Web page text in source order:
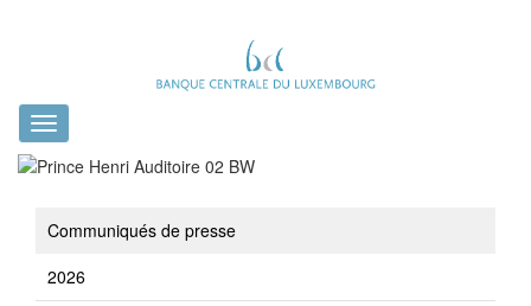
Toggle
navigation
Communiqués de presse
2026